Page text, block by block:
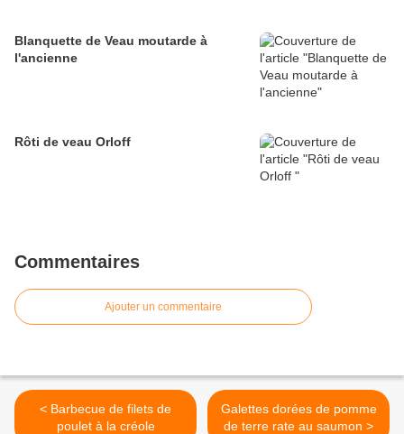
Blanquette de Veau moutarde à
l'ancienne
Rôti de veau Orloff
Commentaires
Ajouter un commentaire
< Barbecue de filets de
poulet à la créole
Galettes dorées de pomme
de terre rate au saumon >